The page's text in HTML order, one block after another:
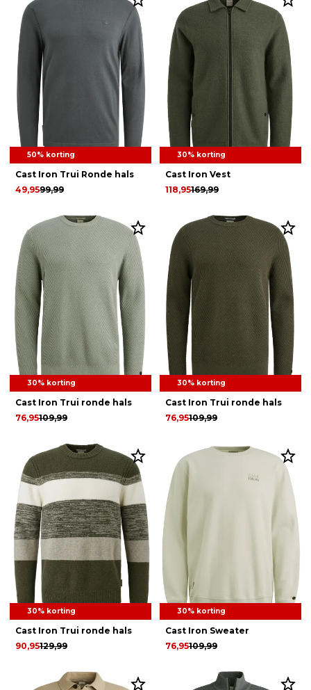
50% korting
Cast Iron Trui Ronde hals
99,99
49,95
30% korting
Cast Iron Vest
169,99
118,95
30% korting
Cast Iron Trui ronde hals
109,99
76,95
30% korting
Cast Iron Trui ronde hals
109,99
76,95
30% korting
Cast Iron Trui ronde hals
129,99
90,95
30% korting
Cast Iron Sweater
109,99
76,95